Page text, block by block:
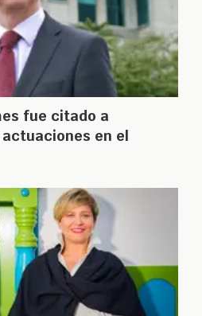
fue citado a
en el